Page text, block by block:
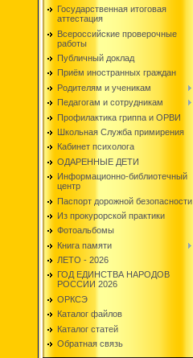
Государственная итоговая
аттестация
Всероссийские проверочные
работы
Публичный доклад
Приём иностранных граждан
Родителям и ученикам
Педагогам и сотрудникам
Профилактика гриппа и ОРВИ
Школьная Служба примирения
Кабинет психолога
ОДАРЕННЫЕ ДЕТИ
Информационно-библиотечный
центр
Паспорт дорожной безопасности
Из прокурорской практики
Фотоальбомы
Книга памяти
ЛЕТО - 2026
ГОД ЕДИНСТВА НАРОДОВ
РОССИИ 2026
ОРКСЭ
Каталог файлов
Каталог статей
Обратная связь